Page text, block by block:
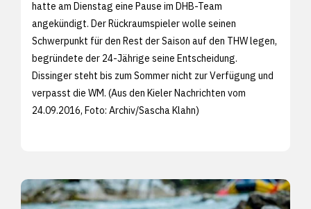
hatte am Dienstag eine Pause im DHB-Team
angekündigt. Der Rückraumspieler wolle seinen
Schwerpunkt für den Rest der Saison auf den THW legen,
begründete der 24-Jährige seine Entscheidung.
Dissinger steht bis zum Sommer nicht zur Verfügung und
verpasst die WM. (Aus den Kieler Nachrichten vom
24.09.2016, Foto: Archiv/Sascha Klahn)